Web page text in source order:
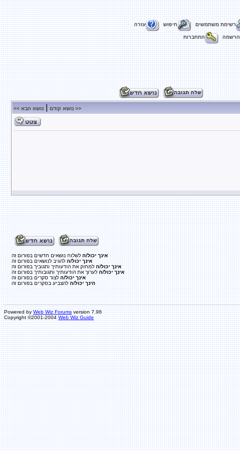
רשימת משתמשים חיפוש עזרה
הרשמה התחברות
<< נושא קודם |נושא הבא >>
אינך יכול/ה לשלוח נושאים חדשים בפורום זה
אינך יכול/ה להגיב לנושאים בפורום זה
אינך יכול/ה למחוק את הודעותיך ותגוביך בפורום זה
אינך יכול/ה לערוך את הודעותיך ותגובותיך בפורום זה
אינך יכול/ה לצור סקרים בפורום זה
הינך יכול/ה להצביע בסקרים בפורום זה
Powered by Web Wiz Forums version 7.96
Copyright ©2001-2004 Web Wiz Guide